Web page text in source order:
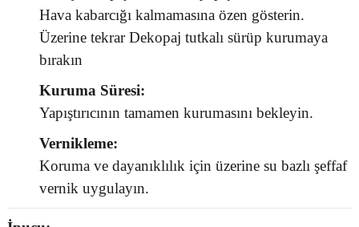
Hava kabarcığı kalmamasına özen gösterin.
Üzerine tekrar Dekopaj tutkalı sürüp kurumaya
bırakın
Kuruma Süresi:
Yapıştırıcının tamamen kurumasını bekleyin.
Vernikleme:
Koruma ve dayanıklılık için üzerine su bazlı şeffaf
vernik uygulayın.